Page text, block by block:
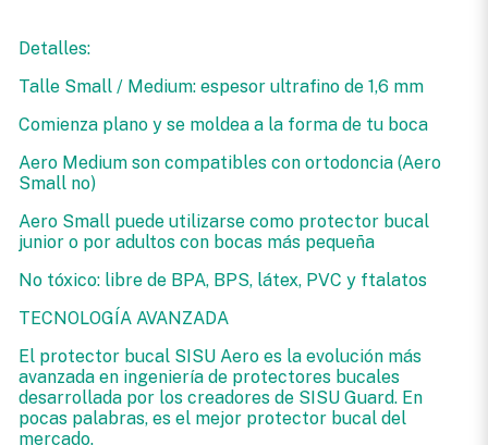
Detalles:
Talle Small / Medium: espesor ultrafino de 1,6 mm
Comienza plano y se moldea a la forma de tu boca
Aero Medium son compatibles con ortodoncia (Aero
Small no)
Aero Small puede utilizarse como protector bucal
junior o por adultos con bocas más pequeña
No tóxico: libre de BPA, BPS, látex, PVC y ftalatos
TECNOLOGÍA AVANZADA
El protector bucal SISU Aero es la evolución más
avanzada en ingeniería de protectores bucales
desarrollada por los creadores de SISU Guard. En
pocas palabras, es el mejor protector bucal del
mercado.